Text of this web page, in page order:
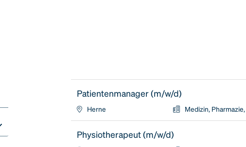
Patientenmanager (m/w/d)
Herne Medizin,
Physiotherapeut (m/w/d)